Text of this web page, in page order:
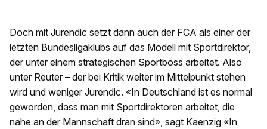
Doch mit Jurendic setzt dann auch der FCA als einer der
letzten Bundesligaklubs auf das Modell mit Sportdirektor,
der unter einem strategischen Sportboss arbeitet. Also
unter Reuter – der bei Kritik weiter im Mittelpunkt stehen
wird und weniger Jurendic. «In Deutschland ist es normal
geworden, dass man mit Sportdirektoren arbeitet, die
nahe an der Mannschaft dran sind», sagt Kaenzig «In